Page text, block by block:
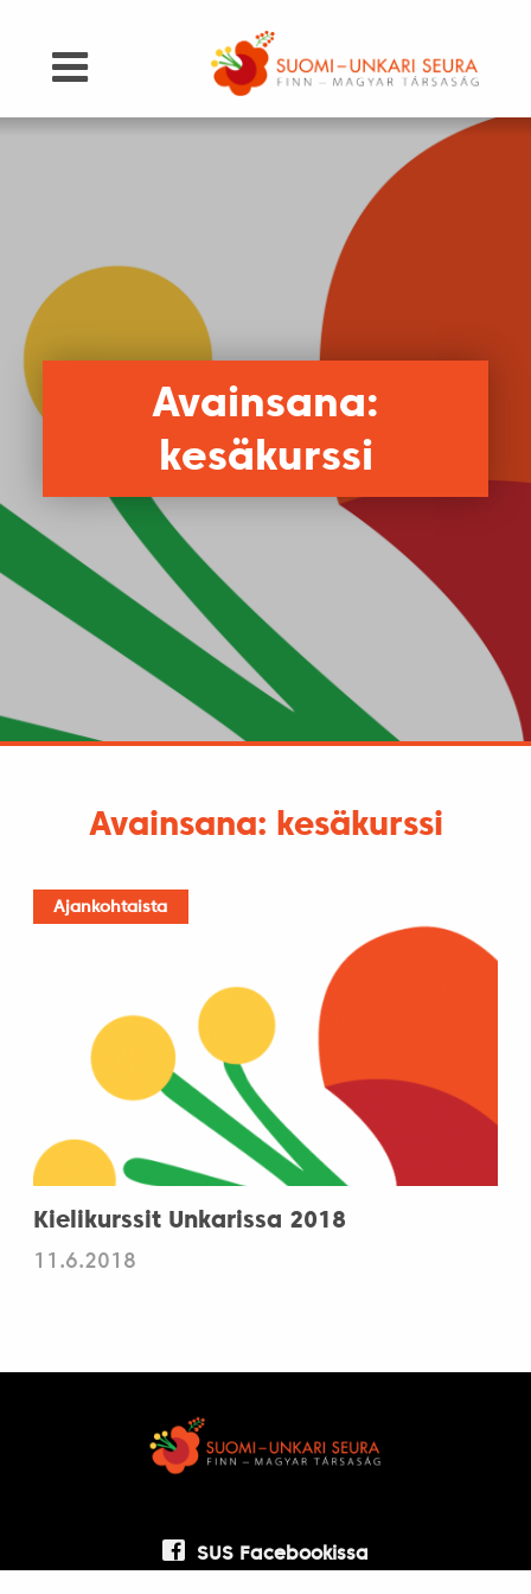
Avainsana:
kesäkurssi
Avainsana: kesäkurssi
Ajankohtaista
Kielikurssit Unkarissa 2018
11.6.2018
SUS Facebookissa